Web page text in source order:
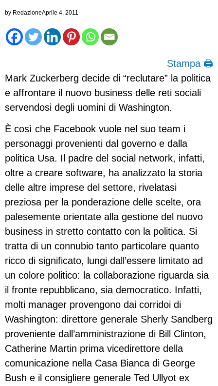
by RedazioneAprile 4, 2011
Stampa 🖨
Mark Zuckerberg decide di “reclutare” la politica
e affrontare il nuovo business delle reti sociali
servendosi degli uomini di Washington.
È così che Facebook vuole nel suo team i
personaggi provenienti dal governo e dalla
politica Usa. Il padre del social network, infatti,
oltre a creare software, ha analizzato la storia
delle altre imprese del settore, rivelatasi
preziosa per la ponderazione delle scelte, ora
palesemente orientate alla gestione del nuovo
business in stretto contatto con la politica. Si
tratta di un connubio tanto particolare quanto
ricco di significato, lungi dall’essere limitato ad
un colore politico: la collaborazione riguarda sia
il fronte repubblicano, sia democratico. Infatti,
molti manager provengono dai corridoi di
Washington: direttore generale Sherly Sandberg
proveniente dall’amministrazione di Bill Clinton,
Catherine Martin prima vicedirettore della
comunicazione nella Casa Bianca di George
Bush e il consigliere generale Ted Ullyot ex